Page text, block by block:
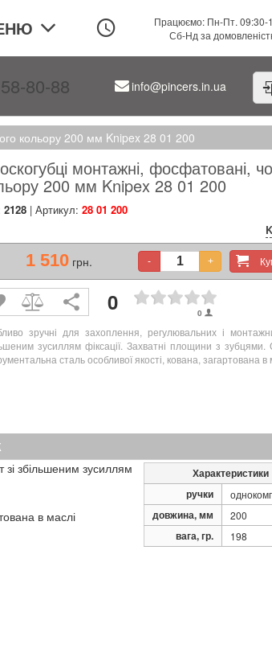
Працюємо: Пн-Пт. 09:30-
Сб-Нд за
80-88 info@pincers.in.ua
кольору 200 мм Knipex 28 01 200
монтажні, фосфатовані,
200 мм Knipex 28 01 200
2128| Артикул: 28 01 200
1 510 грн. - +
0 0
зручні для захоплення, регулювальних і
зусиллям фіксації. Захватні площини з зубцями.
сталь особливої ​​якості, кована, загартована в
Характеристики
ручки
довжина, мм 200
вага, гр. 198
зі збільшеним зусиллям
в маслі